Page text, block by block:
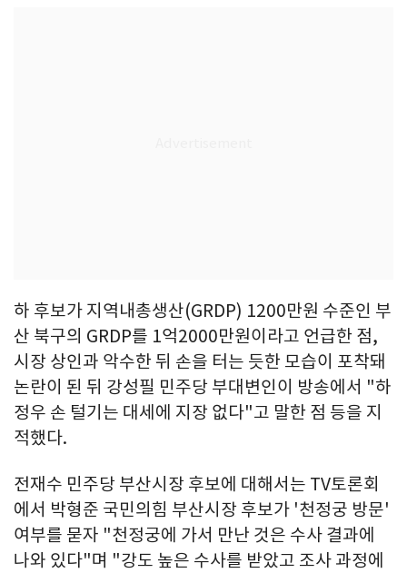
하 후보가 지역내총생산(GRDP) 1200만원 수준인 부
산 북구의 GRDP를 1억2000만원이라고 언급한 점,
시장 상인과 악수한 뒤 손을 터는 듯한 모습이 포착돼
논란이 된 뒤 강성필 민주당 부대변인이 방송에서 "하
정우 손 털기는 대세에 지장 없다"고 말한 점 등을 지
적했다.
전재수 민주당 부산시장 후보에 대해서는 TV토론회
에서 박형준 국민의힘 부산시장 후보가 '천정궁 방문'
여부를 묻자 "천정궁에 가서 만난 것은 수사 결과에
나와 있다"며 "강도 높은 수사를 받았고 조사 과정에